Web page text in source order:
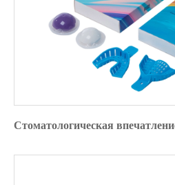
Стоматологическая